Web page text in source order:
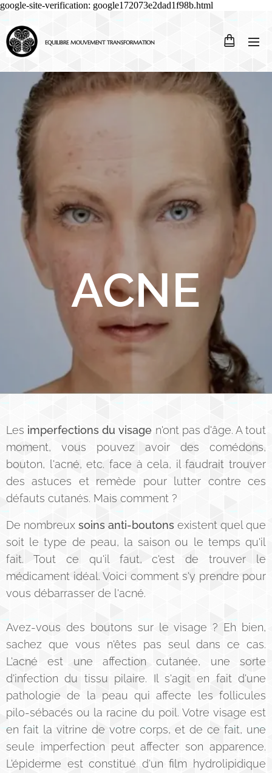
google-site-verification: google172073e2dad1f98b.html
EQUILIBRE MOUVEMENT TRANSFORMATION
ACNE
Les imperfections du visage n'ont pas d'âge. A tout
moment, vous pouvez avoir des comédons,
bouton, l'acné, etc. face à cela, il faudrait trouver
des astuces et remède pour lutter contre ces
défauts cutanés. Mais comment ?
De nombreux soins anti-boutons existent quel que
soit le type de peau, la saison ou le temps qu'il
fait. Tout ce qu'il faut, c'est de trouver le
médicament idéal. Voici comment s'y prendre pour
vous débarrasser de l'acné.
Avez-vous des boutons sur le visage ? Eh bien,
sachez que vous n'êtes pas seul dans ce cas.
L'acné est une affection cutanée, une sorte
d'infection du tissu pilaire. Il s'agit en fait d'une
pathologie de la peau qui affecte les follicules
pilo-sébacés ou la racine du poil. Votre visage est
en fait la vitrine de votre corps, et de ce fait, une
seule imperfection peut affecter son apparence.
L'épiderme est constitué d'un film hydrolipidique